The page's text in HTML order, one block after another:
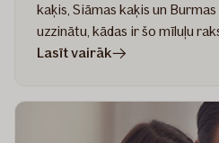
kaķis, Siāmas kaķis un
uzzinātu, kādas ir šo mīluļu
Lasīt vairākrakstā
šķirnes
2023.